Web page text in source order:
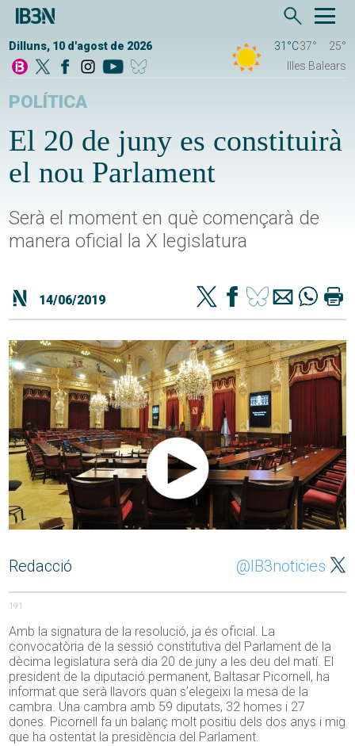
Dilluns, 10 d'agost de 2026 31°C37°
25°
Illes Balears
POLÍTICA
El 20 de juny es constituirà
el nou Parlament
Serà el moment en què començarà de
manera oficial la X legislatura
14/06/2019
Redacció @IB3noticies
191
Amb la signatura de la resolució, ja és oficial. La
convocatòria de la sessió constitutiva del Parlament de la
dècima legislatura serà dia 20 de juny a les deu del matí. El
president de la diputació permanent, Baltasar Picornell, ha
informat que serà llavors quan s’elegeixi la mesa de la
cambra. Una cambra amb 59 diputats, 32 homes i 27
dones. Picornell fa un balanç molt positiu dels dos anys i mig
que ha ostentat la presidència del Parlament.